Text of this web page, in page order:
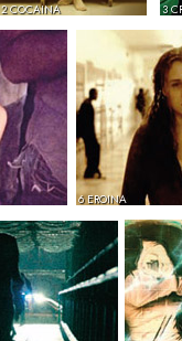
2 COCAINA 3
6 EROINA